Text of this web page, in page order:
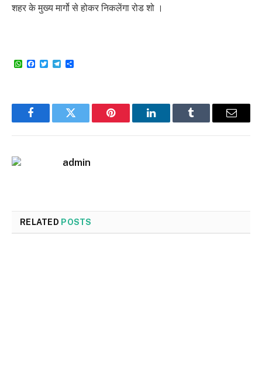
शहर के मुख्य मार्गो से होकर निकलेंगा रोड शो ।
WhatsApp
Facebook
TwitterTelegram
FacebookTwitter Pinterest LinkedInTumblr Email
admin
RELATED POSTS